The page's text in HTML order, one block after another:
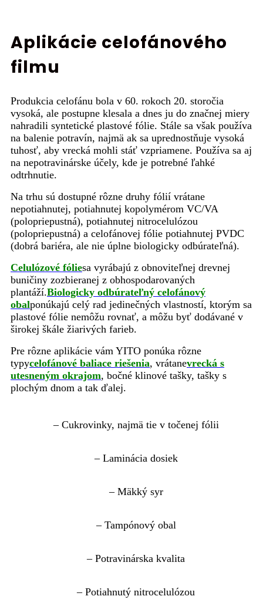
Aplikácie celofánového
filmu
Produkcia celofánu bola v 60. rokoch 20. storočia
vysoká, ale postupne klesala a dnes ju do značnej miery
nahradili syntetické plastové fólie. Stále sa však používa
na balenie potravín, najmä ak sa uprednostňuje vysoká
tuhosť, aby vrecká mohli stáť vzpriamene. Používa sa aj
na nepotravinárske účely, kde je potrebné ľahké
odtrhnutie.
Na trhu sú dostupné rôzne druhy fólií vrátane
nepotiahnutej, potiahnutej kopolymérom VC/VA
(polopriepustná), potiahnutej nitrocelulózou
(polopriepustná) a celofánovej fólie potiahnutej PVDC
(dobrá bariéra, ale nie úplne biologicky odbúrateľná).
Celulózové fóliesa vyrábajú z obnoviteľnej drevnej
buničiny zozbieranej z obhospodarovaných
plantáží.Biologicky odbúrateľný celofánový
obalponúkajú celý rad jedinečných vlastností, ktorým sa
plastové fólie nemôžu rovnať, a môžu byť dodávané v
širokej škále žiarivých farieb.
Pre rôzne aplikácie vám YITO ponúka rôzne
typycelofánové baliace riešenia, vrátanevrecká s
utesneným okrajom, bočné klinové tašky, tašky s
plochým dnom a tak ďalej.
– Cukrovinky, najmä tie v točenej fólii
– Laminácia dosiek
– Mäkký syr
– Tampónový obal
– Potravinárska kvalita
– Potiahnutý nitrocelulózou